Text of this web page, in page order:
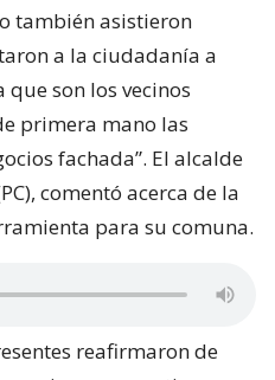
también asistieron
a la ciudadanía a
son los vecinos
primera mano las
fachada”. El alcalde
comentó acerca de la
para su comuna.
reafirmaron de